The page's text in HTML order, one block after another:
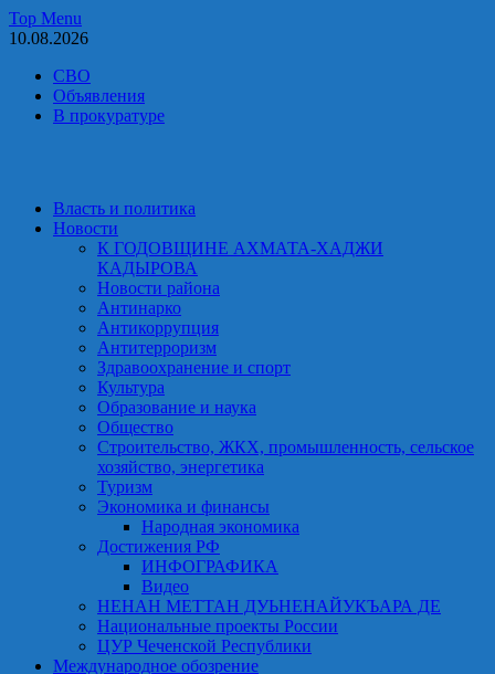
Skip
to
Top Menu
10.08.2026
СВО
Объявления
В прокуратуре
Власть и политика
Новости
К ГОДОВЩИНЕ АХМАТА-ХАДЖИ
КАДЫРОВА
Новости района
Антинарко
Антикоррупция
Антитерроризм
Здравоохранение и спорт
Культура
Образование и наука
Общество
Строительство, ЖКХ, промышленность, сельское
хозяйство, энергетика
Туризм
Экономика и финансы
Народная экономика
Достижения РФ
ИНФОГРАФИКА
Видео
НЕНАН МЕТТАН ДУЬНЕНАЙУКЪАРА ДЕ
Национальные проекты России
ЦУР Чеченской Республики
Международное обозрение